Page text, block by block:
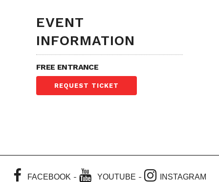
EVENT
INFORMATION
FREE ENTRANCE
REQUEST TICKET
FACEBOOK - YOUTUBE - INSTAGRAM